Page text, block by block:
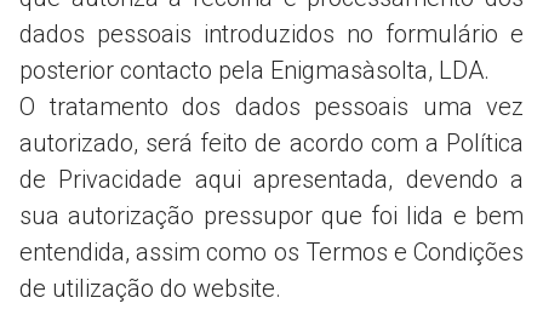
dados pessoais introduzidos no formulário e
posterior contacto pela Enigmasàsolta, LDA.
O tratamento dos dados pessoais uma vez
autorizado, será feito de acordo com a Política
de Privacidade aqui apresentada, devendo a
sua autorização pressupor que foi lida e bem
entendida, assim como os Termos e Condições
de utilização do website.